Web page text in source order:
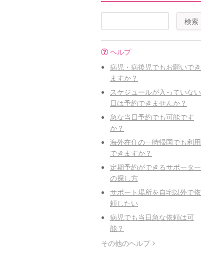
ヘルプ
病児・病後児でもお願いでき
ますか？
スケジュールが入っていない
日は予約できませんか？
急な当日予約でも可能です
か？
海外在住の一時帰国でも利用
できますか？
定期予約ができるサポーター
の探し方
サポート場所を自宅以外で依
頼したい
病児でも当日急な依頼は可
能？
その他のヘルプ